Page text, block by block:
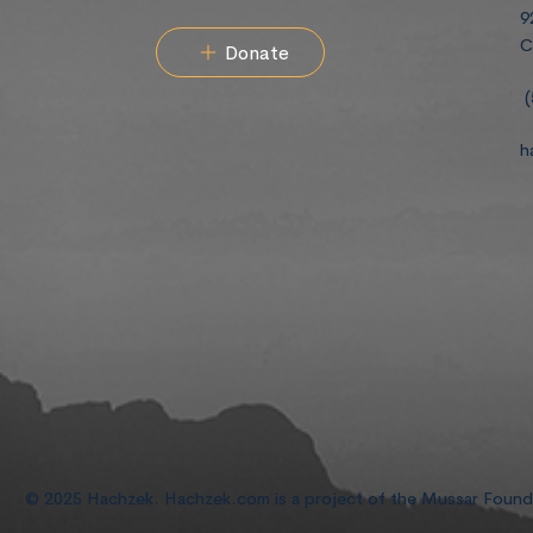
Donate
© 2025 Hachzek. Hachzek.com is a project of the Mussar